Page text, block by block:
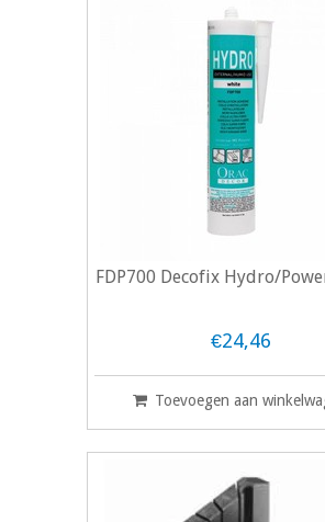
FDP700 Decofix Hydro/
€24,46
Toevoegen aan